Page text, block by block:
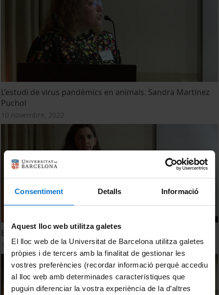
Consentiment Detalls Informació
Aquest lloc web utilitza galetes
El lloc web de la Universitat de Barcelona utilitza galetes
pròpies i de tercers amb la finalitat de gestionar les
vostres preferències (recordar informació perquè accediu
al lloc web amb determinades característiques que
puguin diferenciar la vostra experiència de la d’altres
L’estudi de virus pandèmics en animals. Sandra Martínez
Puchol
10 novembre, 2022
El projecte VIRWaste. Sílvia Bofill-Mas
10 novembre, 2022